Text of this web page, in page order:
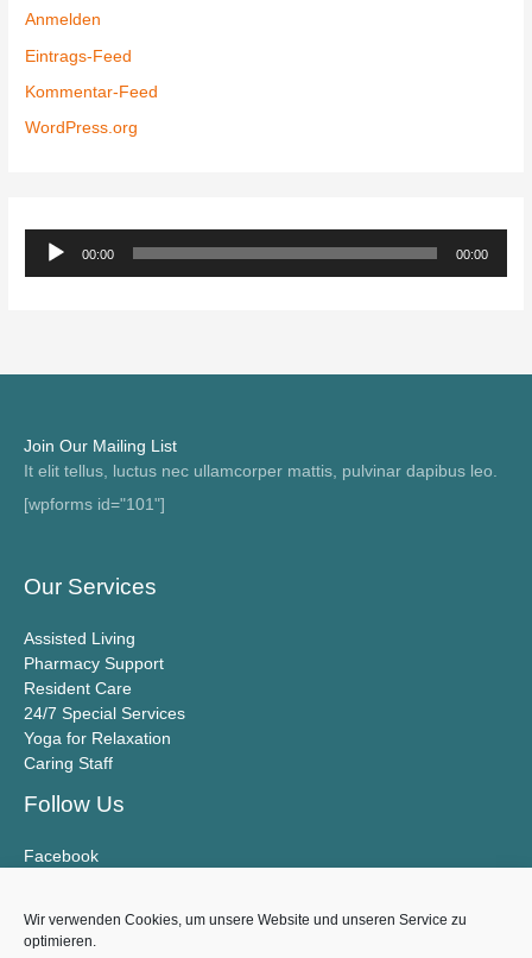
Wir verwenden Cookies, um unsere Website und unseren Service zu
optimieren.
Anmelden
Eintrags-Feed
Kommentar-Feed
WordPress.org
u
o
P
l
a
r
00:00 00:00
Join Our Mailing List
It elit tellus, luctus nec ullamcorper mattis, pulvinar dapibus leo.
[wpforms id="101"]
Our Services
Assisted Living
Pharmacy Support
Resident Care
24/7 Special Services
Yoga for Relaxation
Caring Staff
Follow Us
Facebook
Datenschutz